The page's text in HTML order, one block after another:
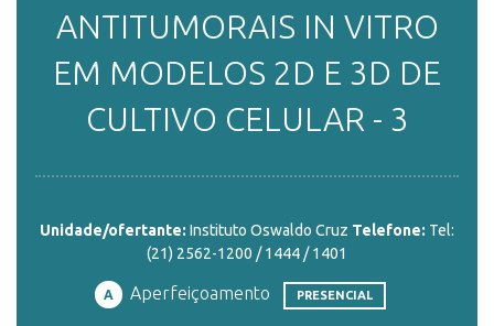
SOBRE
ANTITUMORAIS IN VITRO
EM MODELOS 2D E 3D DE
CULTIVO CELULAR - 3
Unidade/ofertante: Instituto Oswaldo Cruz Telefone: Tel:
(21) 2562-1200 / 1444 / 1401
A Aperfeiçoamento PRESENCIAL